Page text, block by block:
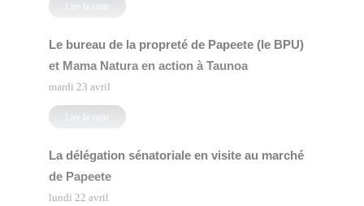
Lire la suite
Le bureau de la propreté de Papeete (le BPU)
et Mama Natura en action à Taunoa
mardi 23 avril
Lire la suite
La délégation sénatoriale en visite au marché
de Papeete
lundi 22 avril